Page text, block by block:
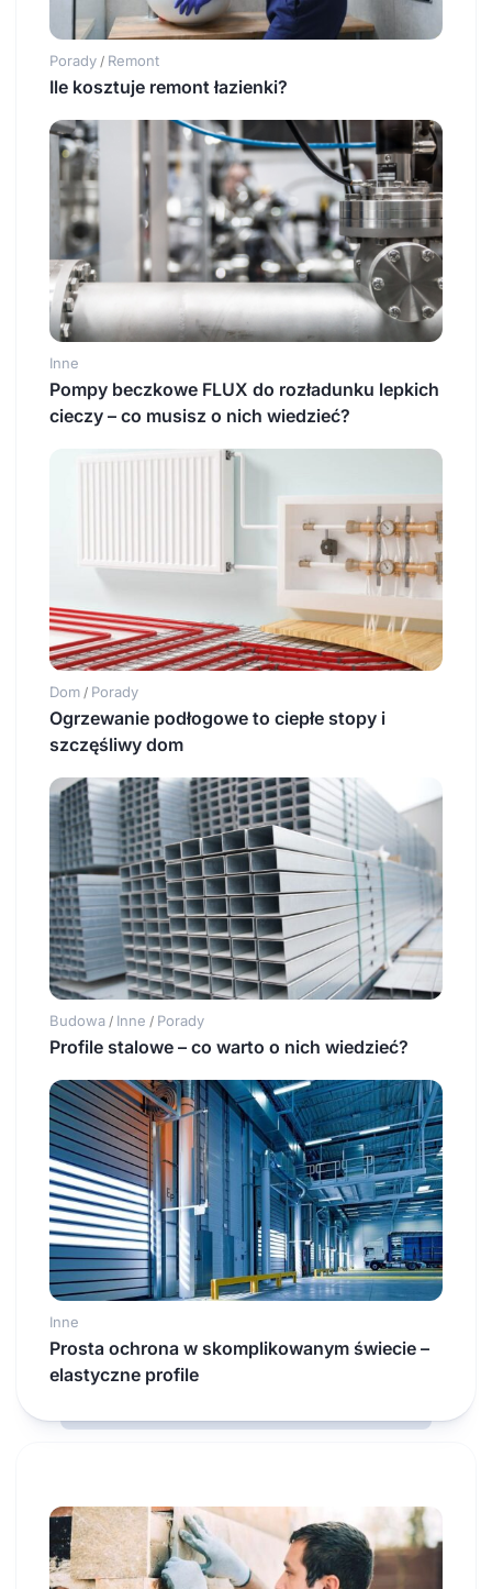
Porady / Remont
Ile kosztuje remont łazienki?
Inne
Pompy beczkowe FLUX do rozładunku lepkich
cieczy – co musisz o nich wiedzieć?
Dom / Porady
Ogrzewanie podłogowe to ciepłe stopy i
szczęśliwy dom
Budowa / Inne / Porady
Profile stalowe – co warto o nich wiedzieć?
Inne
Prosta ochrona w skomplikowanym świecie –
elastyczne profile